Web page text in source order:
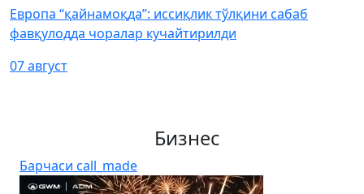
Европа “қайнамоқда”: иссиқлик тўлқини сабаб
фавқулодда чоралар кучайтирилди
07 август
Бизнес
Барчаси call_made